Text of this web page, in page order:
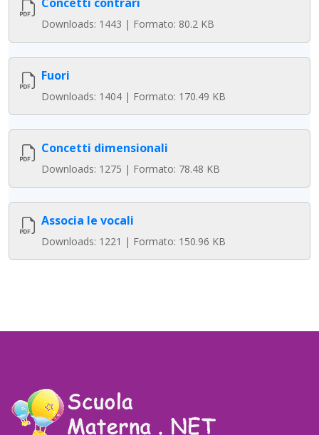
Downloads: 1443 | Formato: 80.2 KB
Fuori
Downloads: 1404 | Formato: 170.49 KB
Concetti dimensionali
Downloads: 1275 | Formato: 78.48 KB
Associa le vocali
Downloads: 1221 | Formato: 150.96 KB